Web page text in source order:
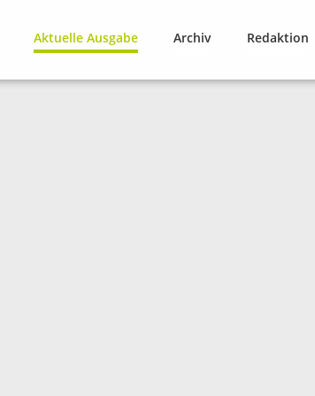
Aktuelle Ausgabe Archiv Redaktion